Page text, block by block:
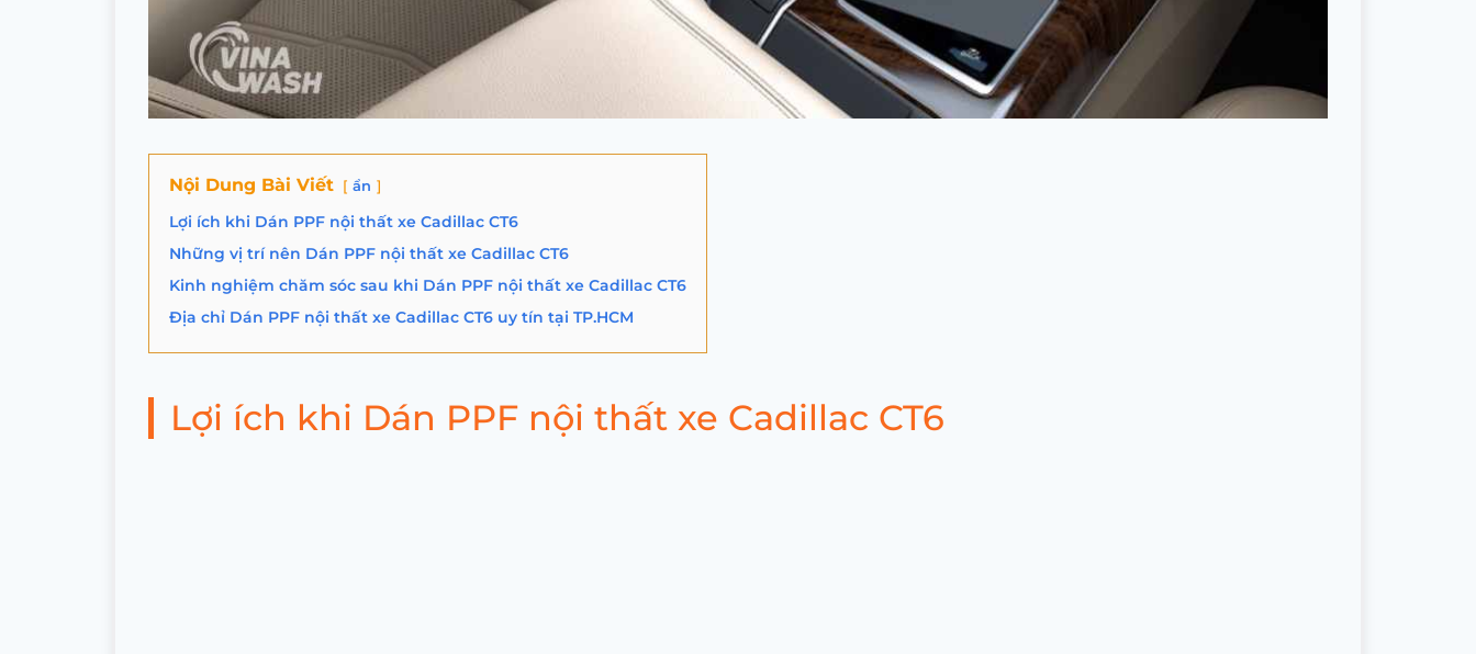
Nội Dung Bài Viết ẩn
Lợi ích khi Dán PPF nội thất xe Cadillac CT6
Những vị trí nên Dán PPF nội thất xe Cadillac CT6
Kinh nghiệm chăm sóc sau khi Dán PPF nội thất xe Cadillac CT6
Địa chỉ Dán PPF nội thất xe Cadillac CT6 uy tín tại TP.HCM
Lợi ích khi Dán PPF nội thất xe Cadillac CT6